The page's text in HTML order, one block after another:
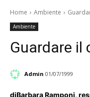
Home Ambiente
Ambiente
Guardare il
Admin 01/07/1999
diBarbara Ramponi,